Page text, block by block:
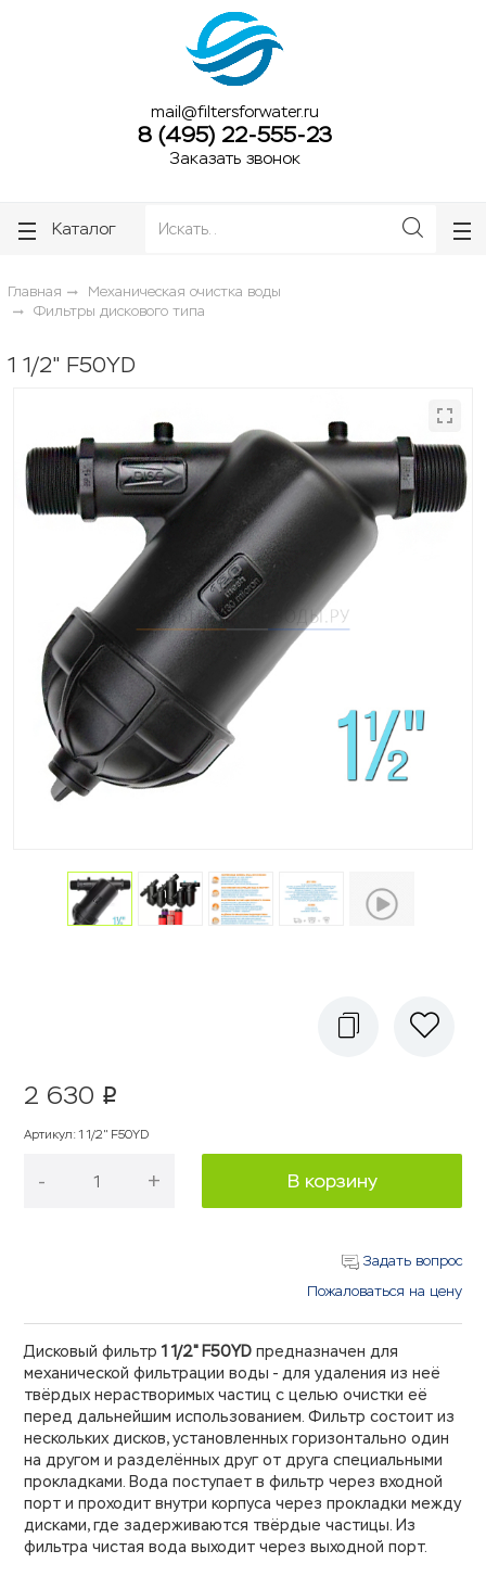
mail@filtersforwater.ru
8 (495) 22-555-23
Заказать звонок
Каталог
Главная
Механическая очистка воды
Фильтры дискового типа
1 1/2" F50YD
2 630 p
Артикул:1 1/2" F50YD
- + В корзину
Задать вопрос
Пожаловаться на цену
Дисковый фильтр 1 1/2" F50YD предназначен для
механической фильтрации воды - для удаления из неё
твёрдых нерастворимых частиц с целью очистки её
перед дальнейшим использованием. Фильтр состоит из
нескольких дисков, установленных горизонтально один
на другом и разделённых друг от друга специальными
прокладками. Вода поступает в фильтр через входной
порт и проходит внутри корпуса через прокладки между
дисками, где задерживаются твёрдые частицы. Из
фильтра чистая вода выходит через выходной порт.